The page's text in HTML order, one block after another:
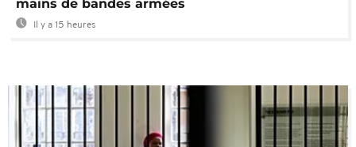
mains de bandes armées
Il y a 15 heures